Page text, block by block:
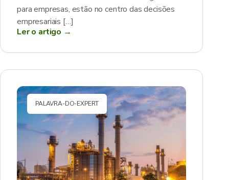
para empresas, estão no centro das decisões
empresariais […]
Ler o artigo →
PALAVRA-DO-EXPERT